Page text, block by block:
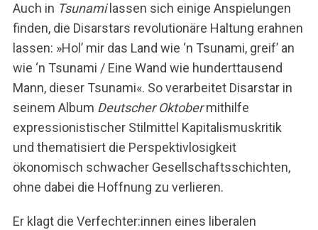
Auch in Tsunamilassen sich einige Anspielungen
finden, die Disarstars revolutionäre Haltung erahnen
lassen: »Hol’ mir das Land wie ‘n Tsunami, greif’ an
wie ‘n Tsunami / Eine Wand wie hunderttausend
Mann, dieser Tsunami«. So verarbeitet Disarstar in
seinem Album Deutscher Oktobermithilfe
expressionistischer Stilmittel Kapitalismuskritik
und thematisiert die Perspektivlosigkeit
ökonomisch schwacher Gesellschaftsschichten,
ohne dabei die Hoffnung zu verlieren.
Er klagt die Verfechter:innen eines liberalen